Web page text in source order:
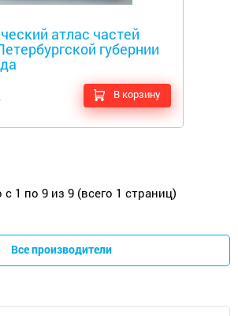
атлас частей
губернии
В корзину
с 1 по 9 из 9 (всего 1 страниц)
Все производители